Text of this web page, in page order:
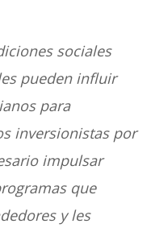
sociales
pueden influir
para
inversionistas por
impulsar
que
y les